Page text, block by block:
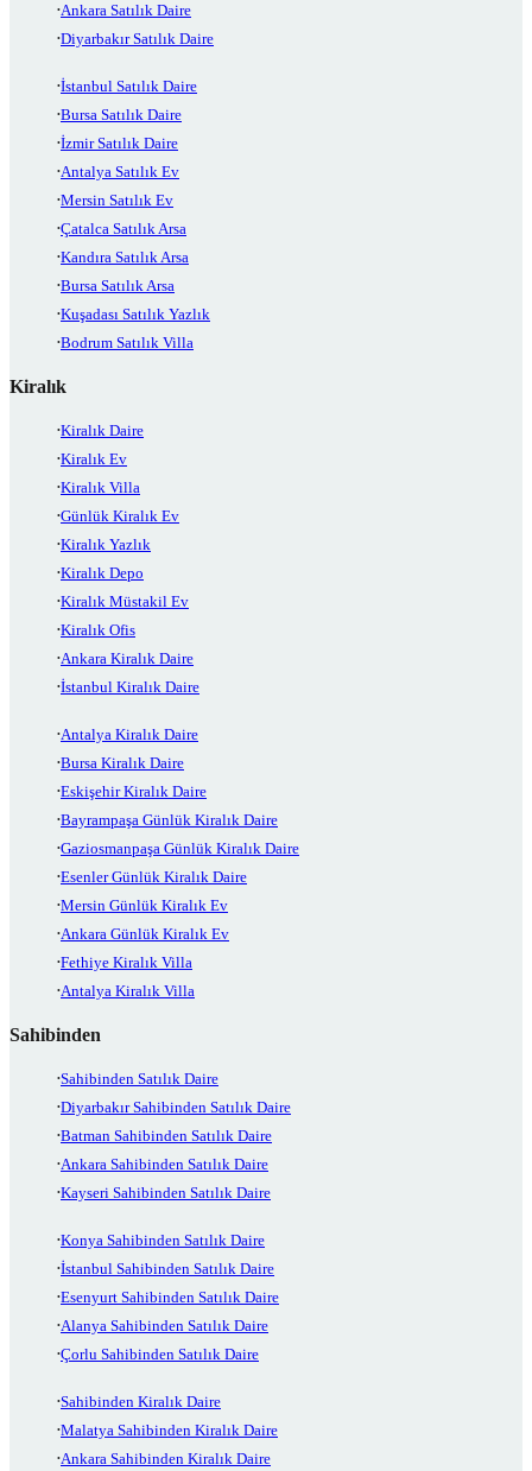
Ankara Satılık Daire
Diyarbakır Satılık Daire
İstanbul Satılık Daire
Bursa Satılık Daire
İzmir Satılık Daire
Antalya Satılık Ev
Mersin Satılık Ev
Çatalca Satılık Arsa
Kandıra Satılık Arsa
Bursa Satılık Arsa
Kuşadası Satılık Yazlık
Bodrum Satılık Villa
Kiralık
Kiralık Daire
Kiralık Ev
Kiralık Villa
Günlük Kiralık Ev
Kiralık Yazlık
Kiralık Depo
Kiralık Müstakil Ev
Kiralık Ofis
Ankara Kiralık Daire
İstanbul Kiralık Daire
Antalya Kiralık Daire
Bursa Kiralık Daire
Eskişehir Kiralık Daire
Bayrampaşa Günlük Kiralık Daire
Gaziosmanpaşa Günlük Kiralık Daire
Esenler Günlük Kiralık Daire
Mersin Günlük Kiralık Ev
Ankara Günlük Kiralık Ev
Fethiye Kiralık Villa
Antalya Kiralık Villa
Sahibinden
Sahibinden Satılık Daire
Diyarbakır Sahibinden Satılık Daire
Batman Sahibinden Satılık Daire
Ankara Sahibinden Satılık Daire
Kayseri Sahibinden Satılık Daire
Konya Sahibinden Satılık Daire
İstanbul Sahibinden Satılık Daire
Esenyurt Sahibinden Satılık Daire
Alanya Sahibinden Satılık Daire
Çorlu Sahibinden Satılık Daire
Sahibinden Kiralık Daire
Malatya Sahibinden Kiralık Daire
Ankara Sahibinden Kiralık Daire